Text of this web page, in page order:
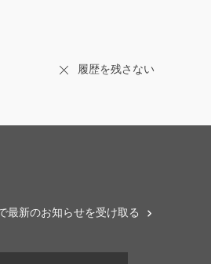
履歴を残さない
最新のお知らせを受け取る